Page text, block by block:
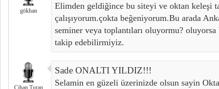
gökhan
Elimden geldiğince bu siteyi ve oktan keleşi
çalışıyorum.çokta beğeniyorum.Bu arada
seminer veya toplantıları oluyormu? oluyorsa
takip edebilirmiyiz.
Cihan Turan
Sade ONALTI YILDIZ!!!
Selamin en güzeli üzerinizde olsun sayin